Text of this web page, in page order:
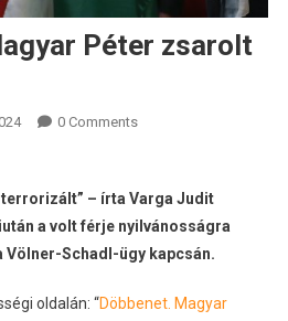
Péter zsarolt
0 Comments
– írta Varga Judit
a volt férje nyilvánosságra
Völner-Schadl-ügy kapcsán.
oldalán: “Döbbenet. Magyar